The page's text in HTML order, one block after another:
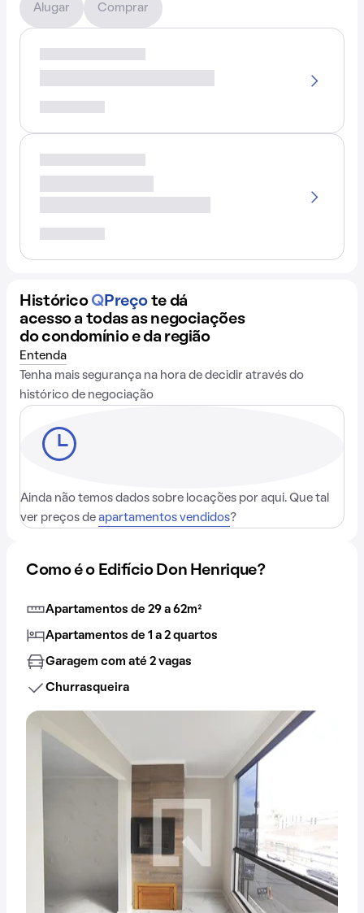
Alugar Comprar
Histórico QPreço te dá
acesso a todas as negociações
do condomínio e da região
Entenda
Tenha mais segurança na hora de decidir através do
histórico de negociação
Ainda não temos dados sobre locações por aqui. Que tal
ver preços de apartamentos vendidos?
Como é o Edifício Don Henrique?
Apartamentos de 29 a 62m²
Apartamentos de 1 a 2 quartos
Garagem com até 2 vagas
Churrasqueira